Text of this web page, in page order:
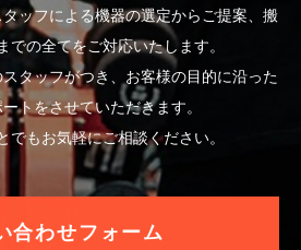
ッフによる機器の選定からご提案、搬
での全てをご対応いたします。
タッフがつき、お客様の目的に沿った
トをさせていただきます。
でもお気軽にご相談ください。
合わせフォーム